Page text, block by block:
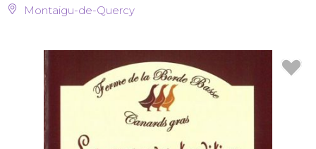
Montaigu-de-Quercy